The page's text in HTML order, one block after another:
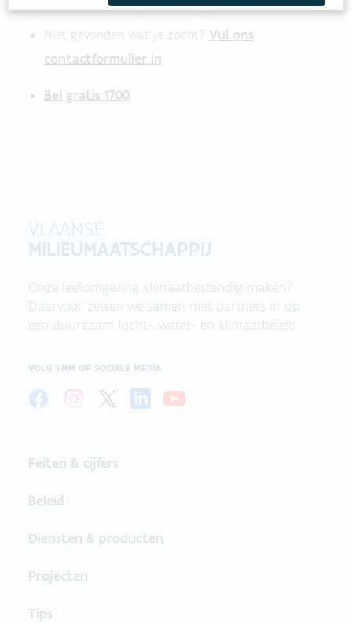
Niet gevonden wat je zocht? Vul ons
contactformulier in.
Bel gratis 1700
VLAAMSE
MILIEUMAATSCHAPPIJ
Onze leefomgeving klimaatbestendig maken?
Daarvoor zetten we samen met partners in op
een duurzaam lucht-, water- en klimaatbeleid.
VOLG VMM OP SOCIALE MEDIA
Feiten & cijfers
Beleid
Diensten & producten
Projecten
Tips